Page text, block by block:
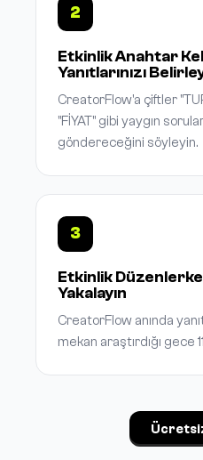
2
Etkinlik Anahtar
Yanıtlarınızı
CreatorFlow'a çiftler
"FİYAT" gibi yaygın
göndereceğini söyleyin.
3
Etkinlik
Yakalayın
CreatorFlow anında
mekan araştırdığı gece